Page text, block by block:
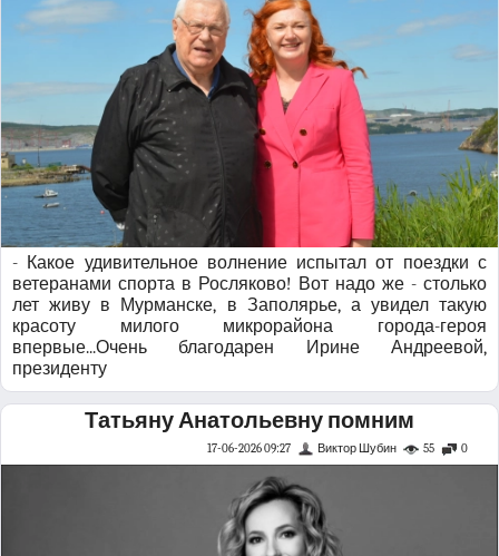
- Какое удивительное волнение испытал от поездки с
ветеранами спорта в Росляково! Вот надо же - столько
лет живу в Мурманске, в Заполярье, а увидел такую
красоту милого микрорайона города-героя
впервые...Очень благодарен Ирине Андреевой,
президенту
Татьяну Анатольевну помним
0
55
Виктор Шубин
17-06-2026 09:27